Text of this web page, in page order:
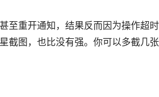
至重开通知，结果反而因为操作超
截图，也比没有强。你可以多截几